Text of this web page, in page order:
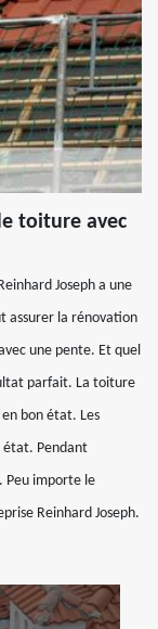
toiture avec
Joseph a une
assurer la rénovation
une pente. Et quel
parfait. La toiture
bon état. Les
état. Pendant
Peu importe le
Reinhard Joseph.